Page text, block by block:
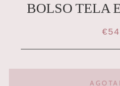
BOLSO TELA
€54